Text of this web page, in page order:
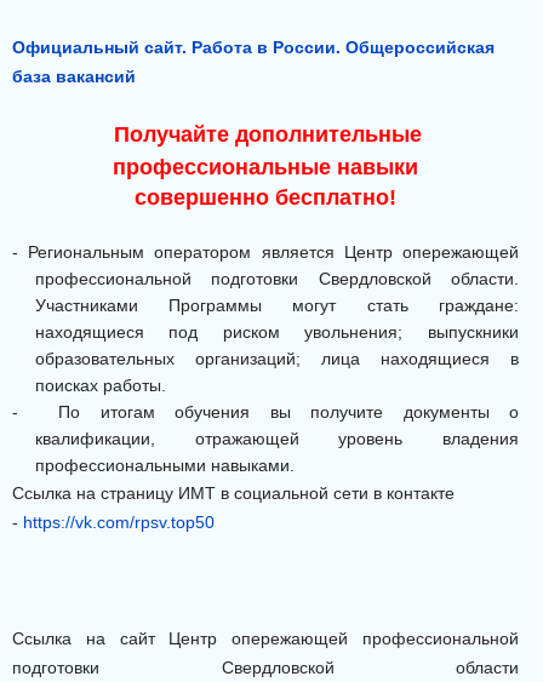
Официальный сайт. Работа в России. Общероссийская
база вакансий
Получайте дополнительные
профессиональные навыки
совершенно бесплатно!
- Региональным оператором является Центр опережающей
профессиональной подготовки Свердловской области.
Участниками Программы могут стать граждане:
находящиеся под риском увольнения; выпускники
образовательных организаций; лица находящиеся в
поисках работы.
- По итогам обучения вы получите документы о
квалификации, отражающей уровень владения
профессиональными навыками.
Ссылка на страницу ИМТ в социальной сети в контакте
- https://vk.com/rpsv.top50
Ссылка на сайт Центр опережающей профессиональной
подготовки Свердловской области